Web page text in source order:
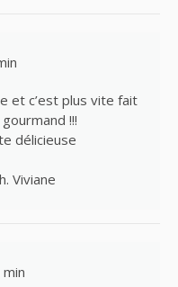
et c’est plus vite fait
!!!
délicieuse
Viviane